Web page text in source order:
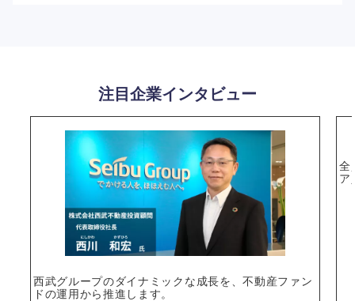
注目企業インタビュー
西武グループのダイナミックな成長を、不動産ファン
ドの運用から推進します。
全
ア